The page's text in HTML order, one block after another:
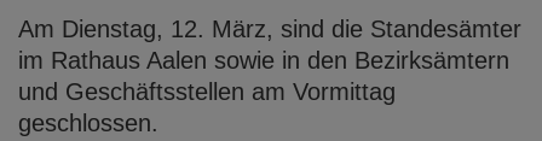
Am Dienstag, 12. März, sind die Standesämter
im Rathaus Aalen sowie in den Bezirksämtern
und Geschäftsstellen am Vormittag
geschlossen.